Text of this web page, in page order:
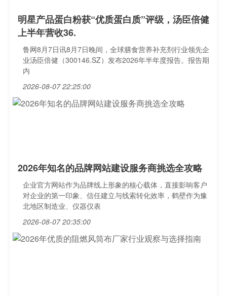
明星产品蛋白粉获“优质蛋白质”评级，汤臣倍健
上半年营收36.
鲁网8月7日讯8月7日晚间，全球膳食营养补充剂行业领先企
业汤臣倍健（300146.SZ）发布2026年半年度报告。报告期
内
2026-08-07 22:25:00
2026年知名的品牌网站建设服务商挑选全攻略
企业官方网站作为品牌线上形象的核心载体，直接影响客户
对企业的第一印象、信任建立与线索转化效率，鹤壁作为豫
北地区制造业、仪器仪表
2026-08-07 20:35:00